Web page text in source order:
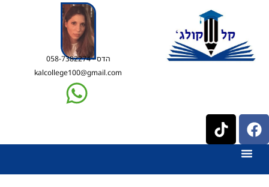
הדס - 058-7382274
kalcollege100@gmail.com